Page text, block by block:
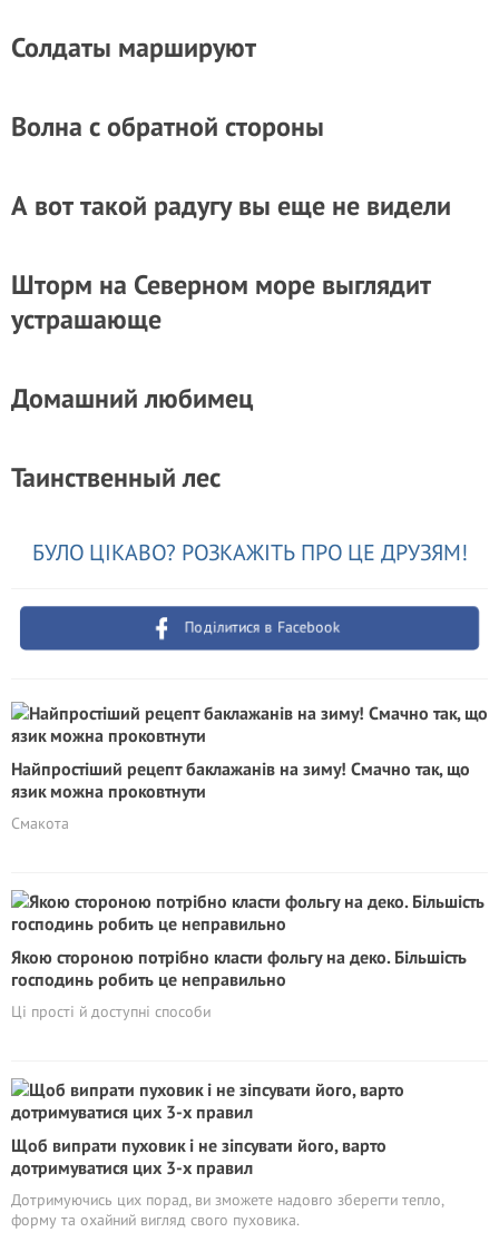
Солдаты маршируют
Волна с обратной стороны
А вот такой радугу вы еще не видели
Шторм на Северном море выглядит
устрашающе
Домашний любимец
Таинственный лес
БУЛО ЦІКАВО? РОЗКАЖІТЬ ПРО ЦЕ ДРУЗЯМ!
Поділитися в Facebook
Найпростіший рецепт баклажанів на зиму! Смачно так, що
язик можна проковтнути
Смакота
Якою стороною потрібно класти фольгу на деко. Більшість
господинь робить це неправильно
Ці прості й доступні способи
Щоб випрати пуховик і не зіпсувати його, варто
дотримуватися цих 3-х правил
Дотримуючись цих порад, ви зможете надовго зберегти тепло,
форму та охайний вигляд свого пуховика.